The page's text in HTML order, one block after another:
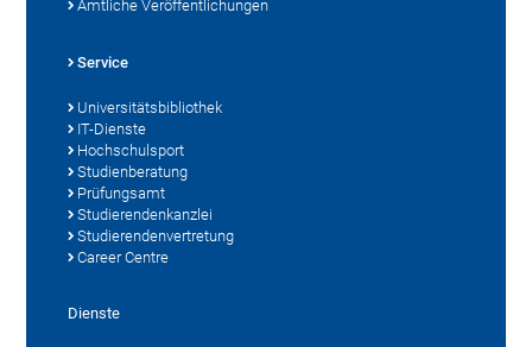
Amtliche Veröffentlichungen
Service
Universitätsbibliothek
IT-Dienste
Hochschulsport
Studienberatung
Prüfungsamt
Studierendenkanzlei
Studierendenvertretung
Career Centre
Dienste